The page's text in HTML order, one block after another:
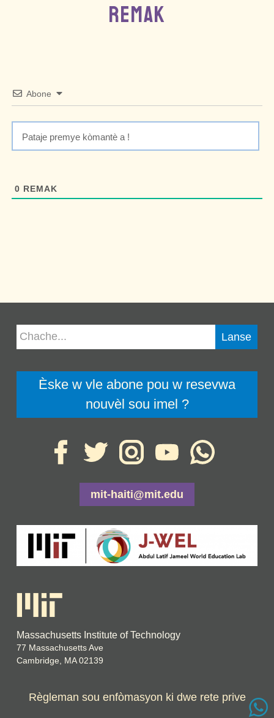
REMAK
Abone
0 REMAK
Èske w vle abone pou w resevwa
nouvèl sou imel ?
mit-haiti@mit.edu
Massachusetts Institute of Technology
77 Massachusetts Ave
Cambridge, MA 02139
Règleman sou enfòmasyon ki dwe rete prive